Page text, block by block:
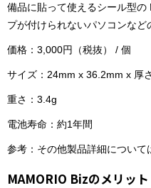
備品に貼って使えるシール型
プが付けられないパソコンなど
価格：3,000円（税抜） / 個
サイズ：24mm x 36.2mm x 厚
重さ：3.4g
電池寿命：約1年間
参考：その他製品詳細について
MAMORIO Bizのメリット